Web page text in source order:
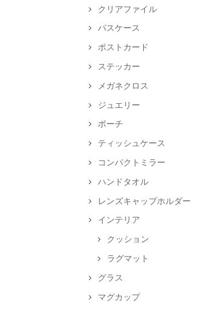
クリアファイル
パスケース
ポストカード
ステッカー
メガネクロス
ジュエリー
ポーチ
ティッシュケース
コンパクトミラー
ハンドタオル
レンズキャップホルダー
インテリア
クッション
ラグマット
グラス
マグカップ